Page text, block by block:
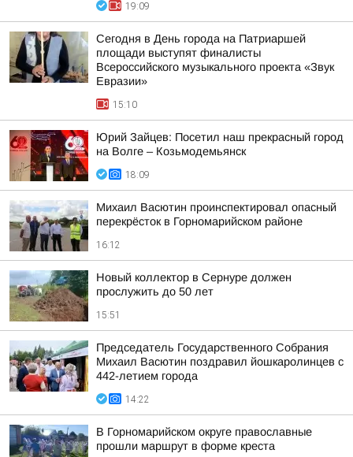
19:09
Сегодня в День города на Патриаршей
площади выступят финалисты
Всероссийского музыкального проекта «Звук
Евразии»
15:10
Юрий Зайцев: Посетил наш прекрасный город
на Волге – Козьмодемьянск
18:09
Михаил Васютин проинспектировал опасный
перекрёсток в Горномарийском районе
16:12
Новый коллектор в Сернуре должен
прослужить до 50 лет
15:51
Председатель Государственного Собрания
Михаил Васютин поздравил йошкаролинцев с
442-летием города
14:22
В Горномарийском округе православные
прошли маршрут в форме креста